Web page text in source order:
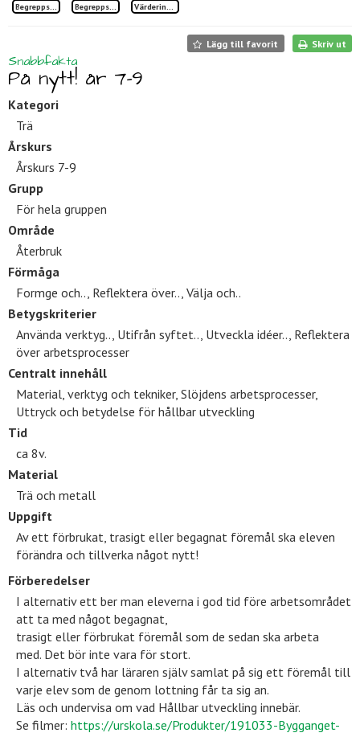
Begreppslista 1 På nytt TP Begreppslista 2 På nytt TP Värdering På nytt!
Lägg till favorit Skriv ut
Snabbfakta
På nytt! år 7-9
Kategori
Trä
Årskurs
Årskurs 7-9
Grupp
För hela gruppen
Område
Återbruk
Förmåga
Formge och.., Reflektera över.., Välja och..
Betygskriterier
Använda verktyg.., Utifrån syftet.., Utveckla idéer.., Reflektera
över arbetsprocesser
Centralt innehåll
Material, verktyg och tekniker, Slöjdens arbetsprocesser,
Uttryck och betydelse för hållbar utveckling
Tid
ca 8v.
Material
Trä och metall
Uppgift
Av ett förbrukat, trasigt eller begagnat föremål ska eleven
förändra och tillverka något nytt!
Förberedelser
I alternativ ett ber man eleverna i god tid före arbetsområdet
att ta med något begagnat,
trasigt eller förbrukat föremål som de sedan ska arbeta
med. Det bör inte vara för stort.
I alternativ två har läraren själv samlat på sig ett föremål till
varje elev som de genom lottning får ta sig an.
Läs och undervisa om vad Hållbar utveckling innebär.
Se filmer: https://urskola.se/Produkter/191033-Bygganget-